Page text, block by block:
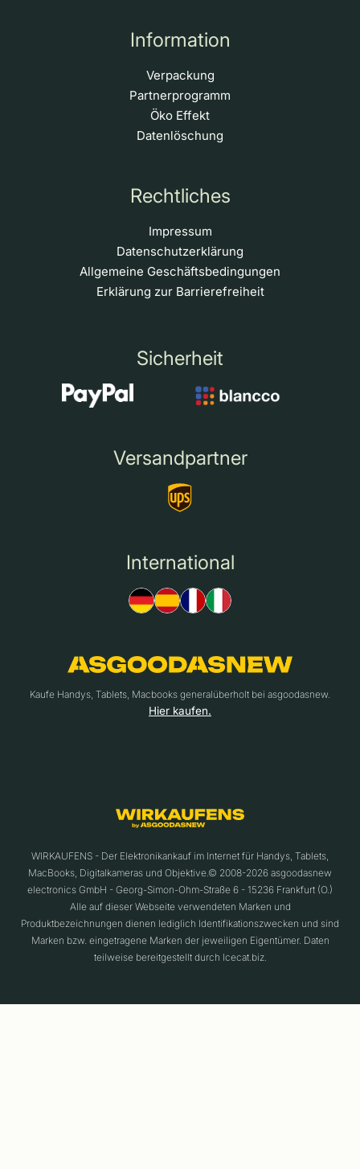
Information
Verpackung
Partnerprogramm
Öko Effekt
Datenlöschung
Rechtliches
Impressum
Datenschutzerklärung
Allgemeine Geschäftsbedingungen
Erklärung zur Barrierefreiheit
Sicherheit
Versandpartner
International
Kaufe Handys, Tablets, Macbooks generalüberholt bei asgoodasnew.
Hier kaufen.
WIRKAUFENS - Der Elektronikankauf im Internet für Handys, Tablets,
MacBooks, Digitalkameras und Objektive.© 2008-2026 asgoodasnew
electronics GmbH - Georg-Simon-Ohm-Straße 6 - 15236 Frankfurt (O.)
Alle auf dieser Webseite verwendeten Marken und
Produktbezeichnungen dienen lediglich Identifikationszwecken und sind
Marken bzw. eingetragene Marken der jeweiligen Eigentümer. Daten
teilweise bereitgestellt durch Icecat.biz.